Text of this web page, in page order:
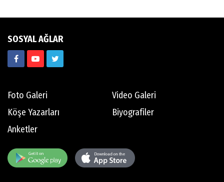
SOSYAL AĞLAR
Foto Galeri
Video Galeri
Köşe Yazarları
Biyografiler
Anketler